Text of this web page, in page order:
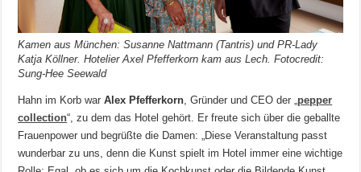
Kamen aus München: Susanne Nattmann (Tantris) und PR-Lady
Katja Köllner. Hotelier Axel Pfefferkorn kam aus Lech. Fotocredit:
Sung-Hee Seewald
Hahn im Korb warAlex Pfefferkorn, Gründer und CEO der „pepper
collection“, zu dem das Hotel gehört. Er freute sich über die geballte
Frauenpower und begrüßte die Damen: „Diese Veranstaltung passt
wunderbar zu uns, denn die Kunst spielt im Hotel immer eine wichtige